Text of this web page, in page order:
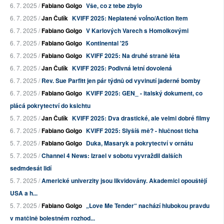
6. 7. 2025 /Fabiano Golgo Vše, co z tebe zbylo
6. 7. 2025 /Jan Čulík KVIFF 2025: Neplatené voĺno/Action Item
6. 7. 2025 /Fabiano Golgo V Karlových Varech s Homolkovými
6. 7. 2025 /Fabiano Golgo Kontinental '25
6. 7. 2025 /Fabiano Golgo KVIFF 2025: Na druhé straně léta
6. 7. 2025 /Jan Čulík KVIFF 2025: Podivná letní dovolená
6. 7. 2025 /Rev. Sue Parfitt jen pár týdnů od vyvinutí jaderné bomby
6. 7. 2025 /Fabiano Golgo KVIFF 2025: GEN_ - italský dokument, co
plácá pokrytectví do ksichtu
5. 7. 2025 /Jan Čulík KVIFF 2025: Dva drastické, ale velmi dobré filmy
6. 7. 2025 /Fabiano Golgo KVIFF 2025: Slyšíš mě? - hlučnost ticha
5. 7. 2025 /Fabiano Golgo Duka, Masaryk a pokrytectví v ornátu
5. 7. 2025 /Channel 4 News: Izrael v sobotu vyvraždil dalších
sedmdesát lidí
5. 7. 2025 /Americké univerzity jsou likvidovány. Akademici opouštějí
USA a h...
5. 7. 2025 /Fabiano Golgo „Love Me Tender“ nachází hlubokou pravdu
v matčině bolestném rozhod...